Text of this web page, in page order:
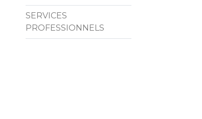
SERVICES
PROFESSIONNELS